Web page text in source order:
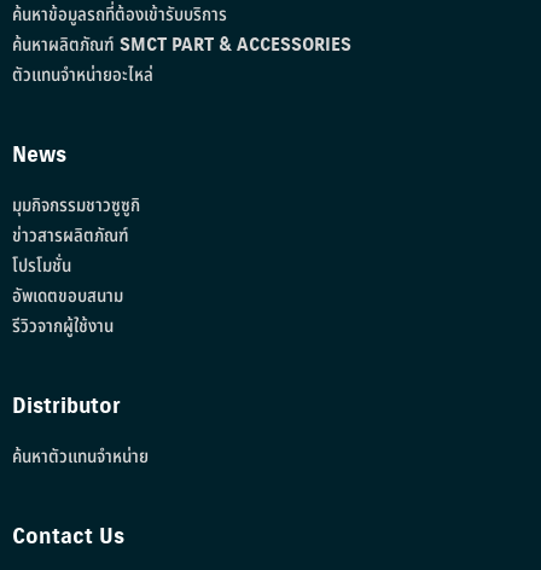
ค้นหาข้อมูลรถที่ต้องเข้ารับบริการ
ค้นหาผลิตภัณฑ์ SMCT PART & ACCESSORIES
ตัวแทนจำหน่ายอะไหล่
News
มุมกิจกรรมชาวซูซูกิ
ข่าวสารผลิตภัณฑ์
โปรโมชั่น
อัพเดตขอบสนาม
รีวิวจากผู้ใช้งาน
Distributor
ค้นหาตัวแทนจำหน่าย
Contact Us